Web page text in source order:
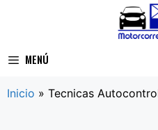
MENÚ
Inicio » Tecnicas